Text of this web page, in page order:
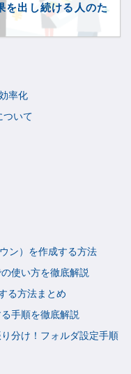
を出し続ける人のた
率化
ついて
ン）を作成する方法
使い方を徹底解説
る方法まとめ
手順を徹底解説
分け！フォルダ設定手順